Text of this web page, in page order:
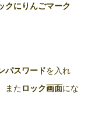
クにりんごマーク
パスワードを入れ
またロック画面にな